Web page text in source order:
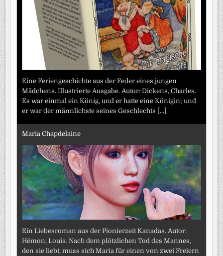
Eine Feriengeschichte aus der Feder eines jungen
Mädchens. Illustrierte Ausgabe. Autor: Dickens, Charles.
Es war einmal ein König, und er hatte eine Königin; und
er war der männlichste seines Geschlechts [...]
Maria Chapdelaine
Ein Liebesroman aus der Pionierzeit Kanadas. Autor:
Hémon, Louis. Nach dem plötzlichen Tod des Mannes,
den sie liebt, muss sich Maria für einen von zwei Freiern